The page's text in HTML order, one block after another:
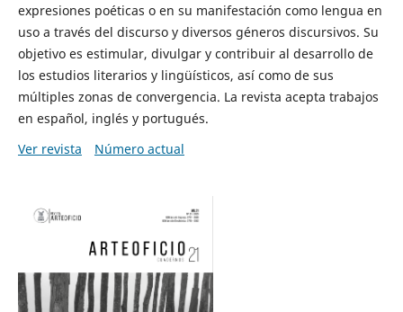
expresiones poéticas o en su manifestación como lengua en
uso a través del discurso y diversos géneros discursivos. Su
objetivo es estimular, divulgar y contribuir al desarrollo de
los estudios literarios y lingüísticos, así como de sus
múltiples zonas de convergencia. La revista acepta trabajos
en español, inglés y portugués.
Ver revista
Número actual